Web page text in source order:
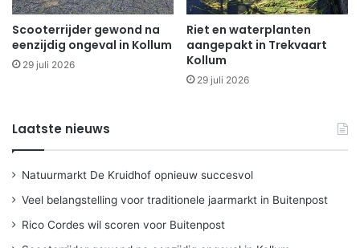
Scooterrijder gewond na
eenzijdig ongeval in Kollum
29 juli 2026
Riet en waterplanten
aangepakt in Trekvaart
Kollum
29 juli 2026
Laatste nieuws
Natuurmarkt De Kruidhof opnieuw succesvol
Veel belangstelling voor traditionele jaarmarkt in Buitenpost
Rico Cordes wil scoren voor Buitenpost